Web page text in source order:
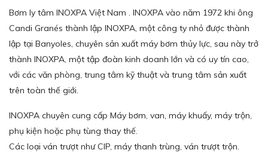
Bơm ly tâm INOXPA Việt Nam . INOXPA vào năm 1972 khi ông
Candi Granés thành lập INOXPA, một công ty nhỏ được thành
lập tại Banyoles, chuyên sản xuất máy bơm thủy lực, sau này trở
thành INOXPA, một tập đoàn kinh doanh lớn và có uy tín cao,
với các văn phòng, trung tâm kỹ thuật và trung tâm sản xuất
trên toàn thế giới.
INOXPA chuyên cung cấp Máy bơm, van, máy khuấy, máy trộn,
phụ kiện hoặc phụ tùng thay thế.
Các loại ván trượt như CIP, máy thanh trùng, ván trượt trộn.